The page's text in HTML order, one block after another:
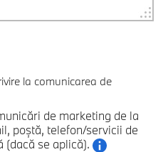
la comunicarea de
de marketing de la
poștă, telefon/servicii de
(dacă se aplică).